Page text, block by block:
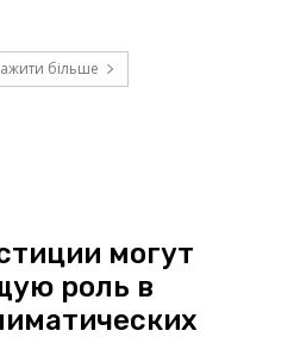
більше